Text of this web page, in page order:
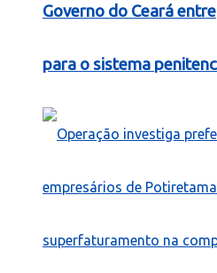
Governo do Ceará
para o sistema